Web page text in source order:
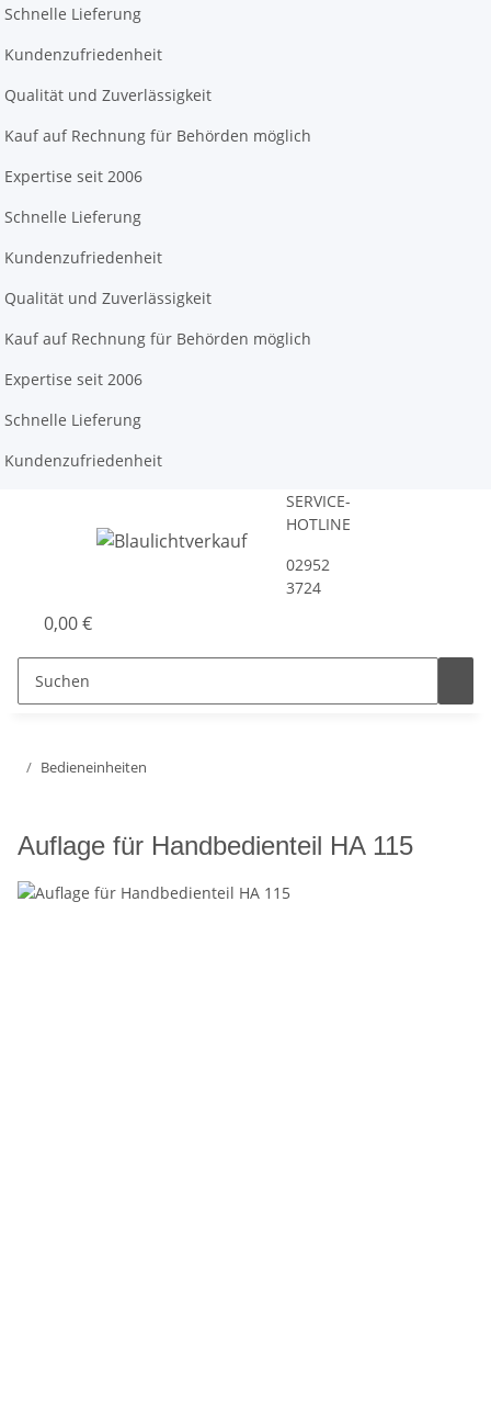
Schnelle Lieferung
Kundenzufriedenheit
Qualität und Zuverlässigkeit
Kauf auf Rechnung für Behörden möglich
Expertise seit 2006
Schnelle Lieferung
Kundenzufriedenheit
Qualität und Zuverlässigkeit
Kauf auf Rechnung für Behörden möglich
Expertise seit 2006
Schnelle Lieferung
Kundenzufriedenheit
SERVICE-
HOTLINE
02952
3724
0,00 €
Bedieneinheiten
Auflage für Handbedienteil HA 115